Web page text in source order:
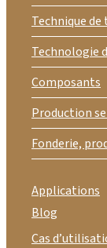
Technique
Technologie
Composants
Production
Fonderie,
Applications
Blog
Cas